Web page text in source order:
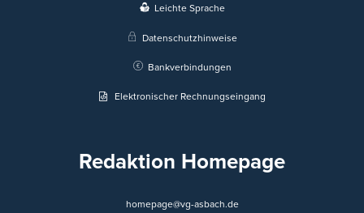
Leichte Sprache
Datenschutzhinweise
Bankverbindungen
Elektronischer Rechnungseingang
Redaktion Homepage
homepage@vg-asbach.de